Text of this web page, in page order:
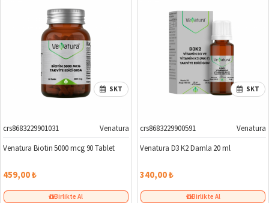
SKT
crs8683229901031
Venatura
Venatura Biotin 5000 mcg 90 Tablet
459,00 ₺
Birlikte Al
SKT
crs8683229900591
Venatura
Venatura D3 K2 Damla 20 ml
340,00 ₺
Birlikte Al